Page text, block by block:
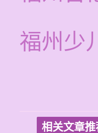
福州少
相关文章推